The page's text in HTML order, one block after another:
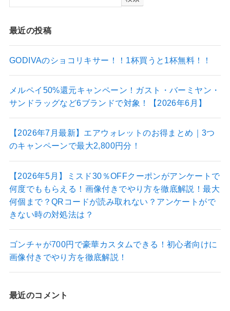
最近の投稿
GODIVAのショコリキサー！！1杯買うと1杯無料！！
メルペイ50%還元キャンペーン！ガスト・バーミヤン・
サンドラッグなど6ブランドで対象！【2026年6月】
【2026年7月最新】エアウォレットのお得まとめ｜3つ
のキャンペーンで最大2,800円分！
【2026年5月】ミスド30％OFFクーポンがアンケートで
何度でももらえる！画像付きでやり方を徹底解説！最大
何個まで？QRコードが読み取れない？アンケートがで
きない時の対処法は？
ゴンチャが700円で豪華カスタムできる！初心者向けに
画像付きでやり方を徹底解説！
最近のコメント